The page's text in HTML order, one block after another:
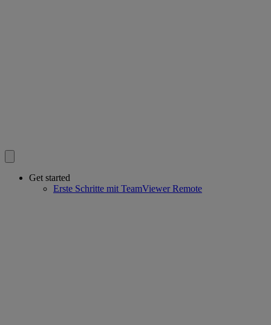
Get started
Erste Schritte mit TeamViewer Remote